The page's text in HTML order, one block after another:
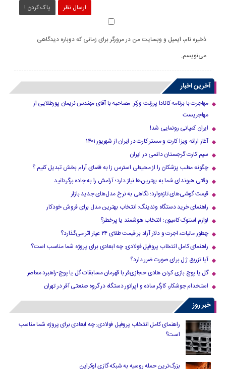
ارسال نظر پاک کردن !
ذخیره نام، ایمیل و وبسایت من در مرورگر برای زمانی که دوباره دیدگاهی
می‌نویسم.
آخرین اخبار
مهاجرت با برنامه کانادا پرزنت ورکر: مصاحبه با آقای مهندس نریمان پورطلایی از
مهاجریست
ایران کمپانی رونمایی شد!
آغاز ارائه ویزا کارت و مستر کارت در ایران از شهریور ۱۴۰۱
سیم کارت گرجستان دائمی در ایران
چگونه مطب پزشکان را از محیطی استرس زا به فضای آرام بخش تبدیل کنیم ؟
وقتی هیوندای شما به بهترین‌ها نیاز دارد؛ آرامش را به جاده برگردانید
قیمت گوشی‌های تازه‌وارد؛ نگاهی به نرخ مدل‌های جدید بازار
راهنمای خرید دستگاه وندینگ: انتخاب بهترین مدل برای فروش خودکار
لوازم استوک کامیون؛ انتخاب هوشمند یا پرخطر؟
چطور مالیات، اجرت و دلار آزاد بر قیمت طلای ۲۴ عیار اثر می‌گذارد؟
راهنمای کامل انتخاب پروفیل فولادی: چه ابعادی برای پروژه شما مناسب است؟
آیا تزریق ژل برای صورت ضرر دارد​؟
گل یا پوچ بازی کردن هادی حجازی‌فر با قهرمان مسابقات گل یا پوچ-راهبرد معاصر
استخدام جوشکار، کارگر ساده و اپراتور دستگاه در گروه صنعتی آفر در تهران
خبر روز
راهنمای کامل انتخاب پروفیل فولادی: چه ابعادی برای پروژه شما مناسب
است؟
بزرگ‌ترین حمله روسیه به شبکه گازی اوکراین